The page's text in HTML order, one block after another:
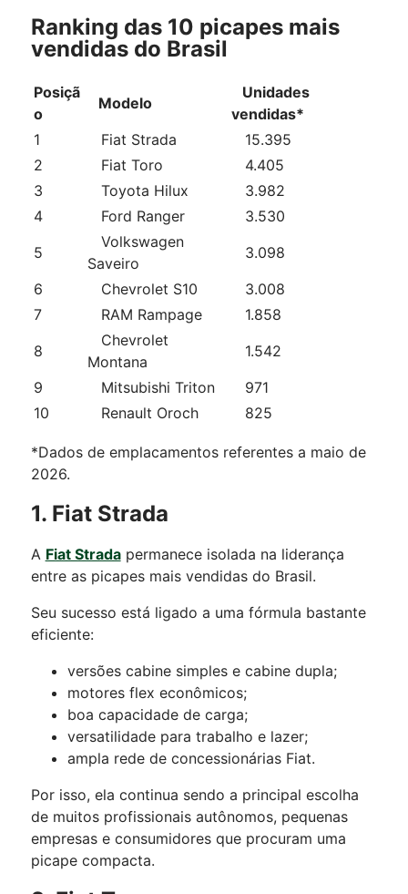
Ranking das 10 picapes mais
vendidas do Brasil
Posiçã
o
Modelo
Unidades
vendidas*
1
Fiat Strada
15.395
2
Fiat Toro
4.405
3
Toyota Hilux
3.982
4
Ford Ranger
3.530
5
Volkswagen
Saveiro
3.098
6
Chevrolet S10
3.008
7
RAM Rampage
1.858
8
Chevrolet
Montana
1.542
9
Mitsubishi Triton
971
10
Renault Oroch 825
*Dados de emplacamentos referentes a maio de
2026.
1. Fiat Strada
A Fiat Stradapermanece isolada na liderança
entre as picapes mais vendidas do Brasil.
Seu sucesso está ligado a uma fórmula bastante
eficiente:
versões cabine simples e cabine dupla;
motores flex econômicos;
boa capacidade de carga;
versatilidade para trabalho e lazer;
ampla rede de concessionárias Fiat.
Por isso, ela continua sendo a principal escolha
de muitos profissionais autônomos, pequenas
empresas e consumidores que procuram uma
picape compacta.